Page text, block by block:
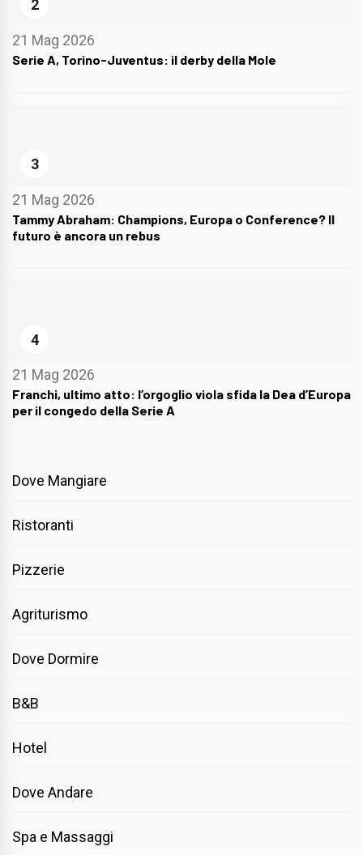
2
21 Mag 2026
Serie A, Torino-Juventus: il derby della Mole
3
21 Mag 2026
Tammy Abraham: Champions, Europa o Conference? Il
futuro è ancora un rebus
4
21 Mag 2026
Franchi, ultimo atto: l’orgoglio viola sfida la Dea d’Europa
per il congedo della Serie A
Dove Mangiare
Ristoranti
Pizzerie
Agriturismo
Dove Dormire
B&B
Hotel
Dove Andare
Spa e Massaggi